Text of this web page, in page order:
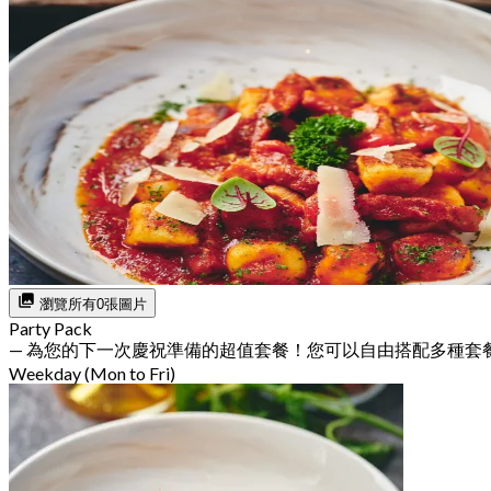
瀏覽所有0張圖片
Party Pack
— 為您的下一次慶祝準備的超值套餐！您可以自由搭配多種套
Weekday (Mon to Fri)